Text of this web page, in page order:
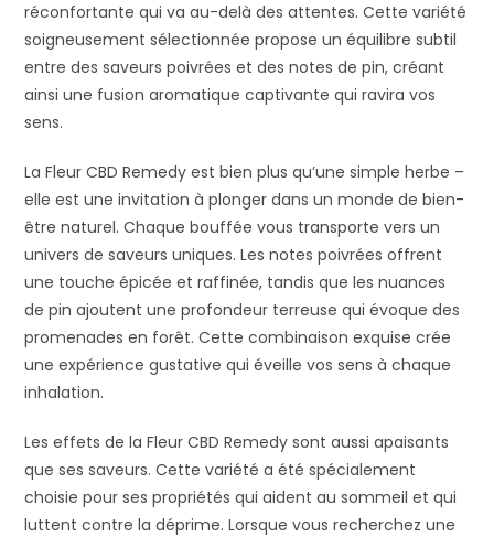
réconfortante qui va au-delà des attentes. Cette variété
soigneusement sélectionnée propose un équilibre subtil
entre des saveurs poivrées et des notes de pin, créant
ainsi une fusion aromatique captivante qui ravira vos
sens.
La Fleur CBD Remedy est bien plus qu’une simple herbe –
elle est une invitation à plonger dans un monde de bien-
être naturel. Chaque bouffée vous transporte vers un
univers de saveurs uniques. Les notes poivrées offrent
une touche épicée et raffinée, tandis que les nuances
de pin ajoutent une profondeur terreuse qui évoque des
promenades en forêt. Cette combinaison exquise crée
une expérience gustative qui éveille vos sens à chaque
inhalation.
Les effets de la Fleur CBD Remedy sont aussi apaisants
que ses saveurs. Cette variété a été spécialement
choisie pour ses propriétés qui aident au sommeil et qui
luttent contre la déprime. Lorsque vous recherchez une